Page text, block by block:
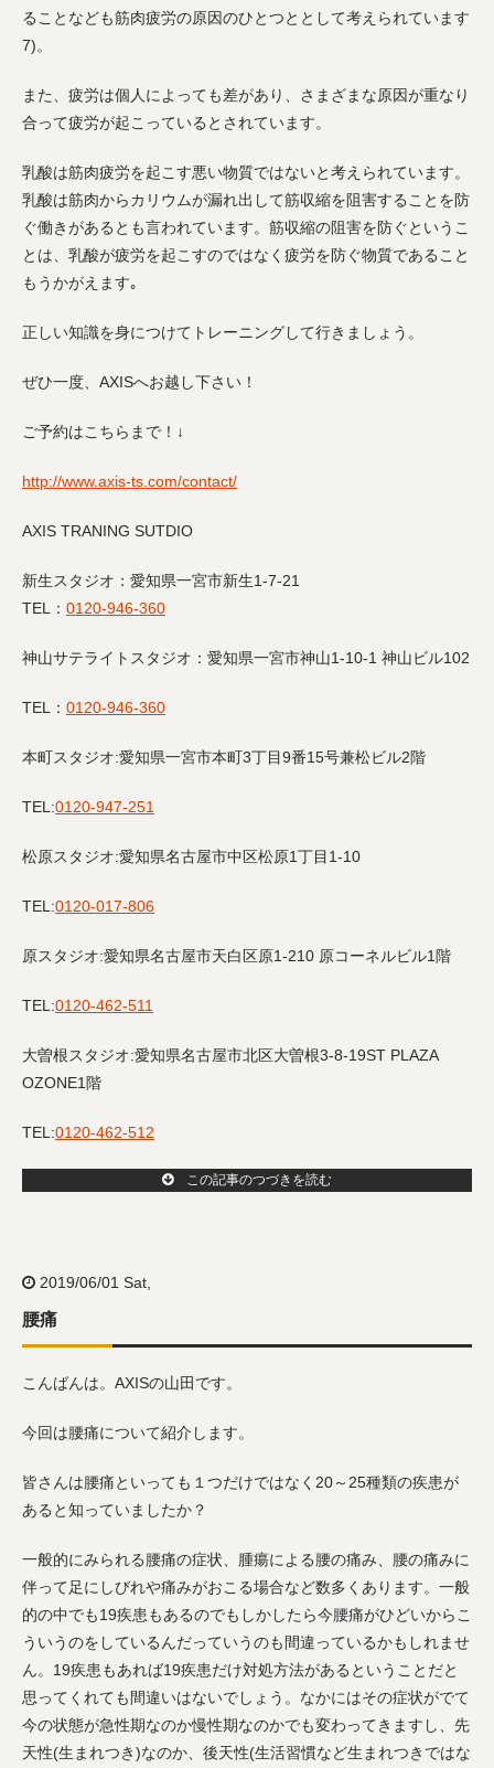
ることなども筋肉疲労の原因のひとつととして考えられています
7)。
また、疲労は個人によっても差があり、さまざまな原因が重なり
合って疲労が起こっているとされています。
乳酸は筋肉疲労を起こす悪い物質ではないと考えられています。
乳酸は筋肉からカリウムが漏れ出して筋収縮を阻害することを防
ぐ働きがあるとも言われています。筋収縮の阻害を防ぐというこ
とは、乳酸が疲労を起こすのではなく疲労を防ぐ物質であること
もうかがえます｡
正しい知識を身につけてトレーニングして行きましょう。
ぜひ一度、 AXISへお越し下さい！
ご予約はこちらまで！ ↓
http://www.axis-ts.com/contact/
AXIS TRANING SUTDIO
新生スタジオ：愛知県一宮市新生1-7-21
TEL
： 0120-946-360
神山サテライトスタジオ：愛知県一宮市神山1-10-1 神山ビル102
TEL ： 0120-946-360
本町スタジオ:愛知県一宮市本町3丁目9番15号兼松ビル2階
TEL:0120-947-251
松原スタジオ:愛知県名古屋市中区松原1丁目 1-10
TEL:0120-017-806
原スタジオ:愛知県名古屋市天白区原1-210 原コーネルビル1 階
TEL:0120-462-511
大曽根スタジオ:愛知県名古屋市北区大曽根3-8-19ST PLAZA
OZONE1 階
TEL:0120-462-512
この記事のつづきを読む
2019/06/01 Sat,
腰痛
こんばんは。AXISの山田です。
今回は腰痛について紹介します。
皆さんは腰痛といっても１つだけではなく20～25種類の疾患が
あると知っていましたか？
一般的にみられる腰痛の症状、腫瘍による腰の痛み、腰の痛みに
伴って足にしびれや痛みがおこる場合など数多くあります。一般
的の中でも19疾患もあるのでもしかしたら今腰痛がひどいからこ
ういうのをしているんだっていうのも間違っているかもしれませ
ん。19疾患もあれば19疾患だけ対処方法があるということだと
思ってくれても間違いはないでしょう。なかにはその症状がでて
今の状態が急性期なのか慢性期なのかでも変わってきますし、先
天性(生まれつき)なのか、後天性(生活習慣など生まれつきではな